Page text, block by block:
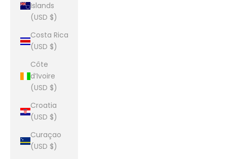
Islands
(USD $)
Costa Rica
(USD $)
Côte
d’Ivoire
(USD $)
Croatia
(USD $)
Curaçao
(USD $)